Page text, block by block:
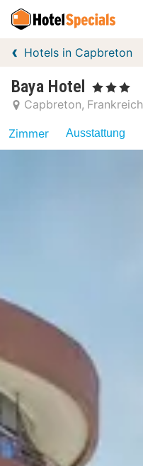
Hotels in Capbreton
Baya Hotel , 3 Sterne
Capbreton Frankreich
Zimmer Ausstattung